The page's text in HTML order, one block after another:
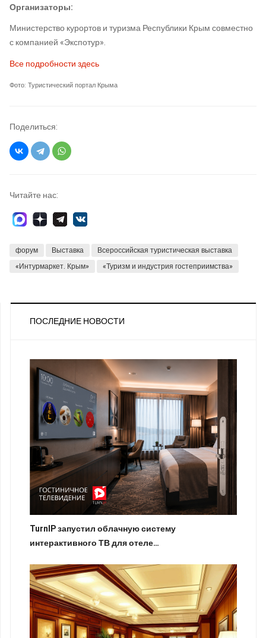
Организаторы:
Министерство курортов и туризма Республики Крым совместно
с компанией «Экспотур».
Все подробности здесь
Фото: Туристический портал Крыма
Поделиться:
Читайте нас:
форум Выставка
Всероссийская туристическая выставка
«Интурмаркет. Крым»
«Туризм и индустрия гостеприимства»
ПОСЛЕДНИЕ НОВОСТИ
TurnIP запустил облачную систему
интерактивного ТВ для отеле…